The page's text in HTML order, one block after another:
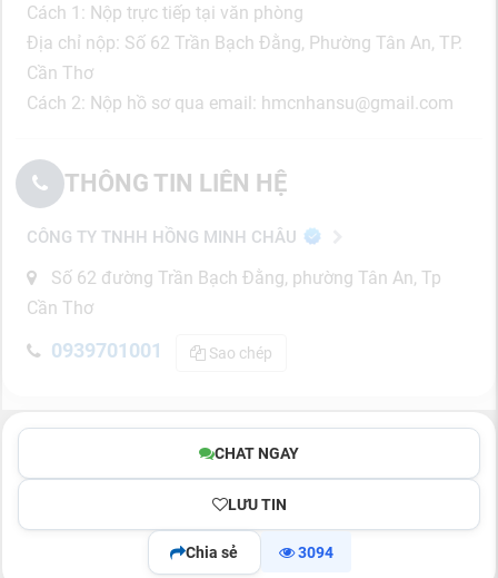
Cách 1: Nộp trực tiếp tại văn phòng
Địa chỉ nộp: Số 62 Trần Bạch Đằng, Phường Tân An, TP.
Cần Thơ
Cách 2: Nộp hồ sơ qua email: hmcnhansu@gmail.com
THÔNG TIN LIÊN HỆ
CÔNG TY TNHH HỒNG MINH CHÂU
Số 62 đường Trần Bạch Đằng, phường Tân An, Tp
Cần Thơ
0939701001 Sao chép
CHAT NGAY
LƯU TIN
Chia sẻ 3094